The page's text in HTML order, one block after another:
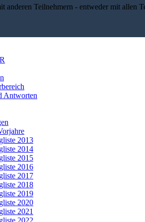
anderen Teilnehmern - entweder mit allen
Antworten
2013
2014
2015
2016
2017
2018
2019
2020
2021